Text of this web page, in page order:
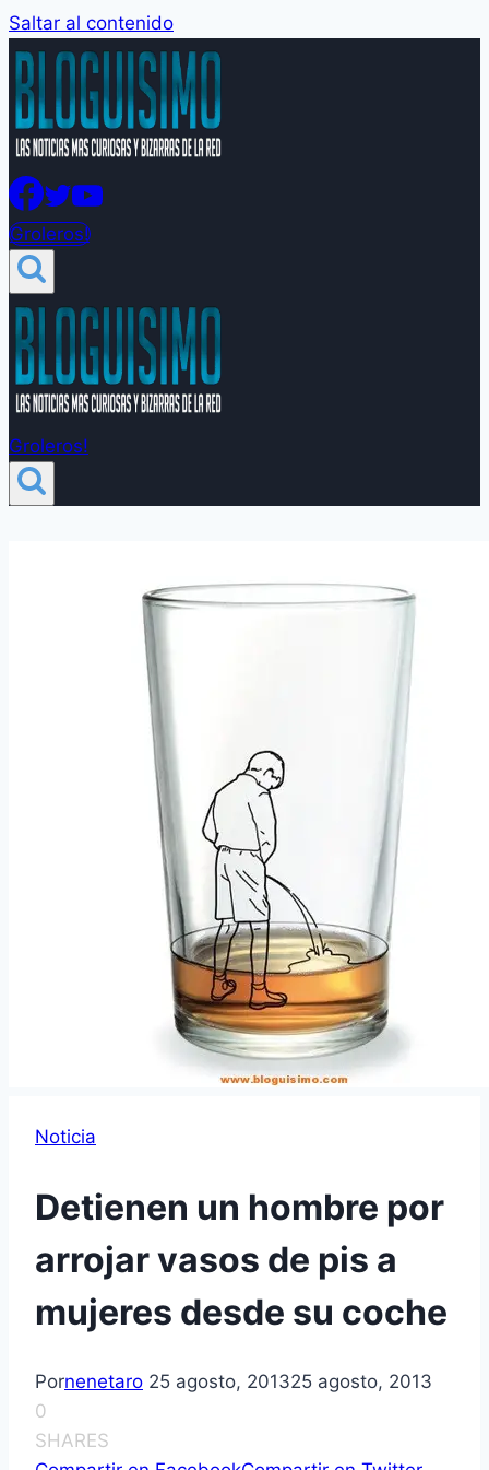
Saltar al contenido
Groleros!
Groleros!
Noticia
Detienen un hombre por
arrojar vasos de pis a
mujeres desde su coche
Pornenetaro 25 agosto, 201325 agosto, 2013
0
SHARES